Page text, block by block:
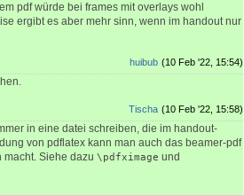
pdf würde bei frames mit overlays wohl
ergibt es aber mehr sinn, wenn im handout nur
(10 Feb '22, 15:54)
huibub
(10 Feb '22, 15:58)
Tischa
in eine datei schreiben, die im handout-
von pdflatex kann man auch das beamer-pdf
Siehe dazu \pdfximage und